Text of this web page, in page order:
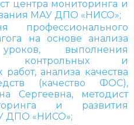
центра мониторинга и
МАУ ДПО «НИСО»;
профессионального
на основе анализа
выполнения
контрольных и
работ, анализа качества
(качество ФОС),
Сергеевна, методист
и развития
ДПО «НИСО»;